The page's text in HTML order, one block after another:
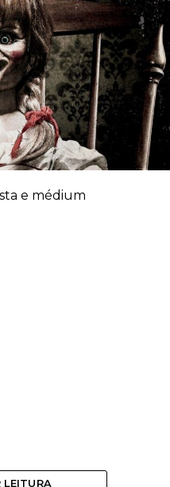
e médium
LEITURA